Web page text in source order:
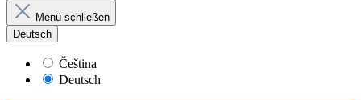
Menü schließen
Deutsch
Čeština
Deutsch